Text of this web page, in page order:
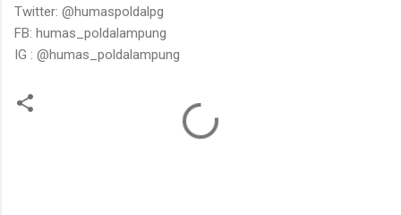
Twitter: @humaspoldalpg
FB: humas_poldalampung
IG : @humas_poldalampung